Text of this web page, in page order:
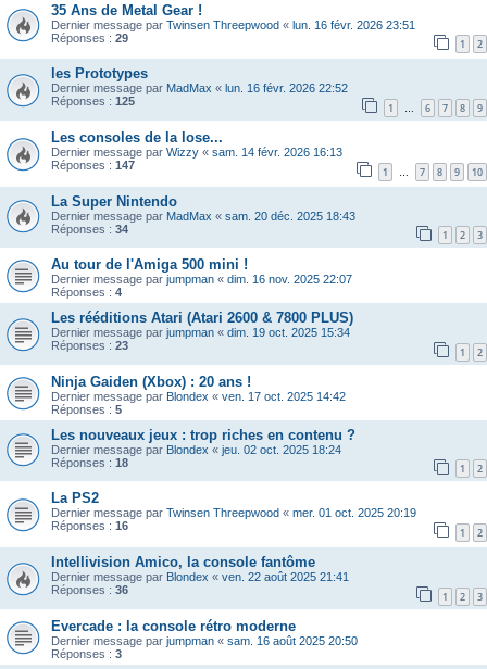
35 Ans de Metal Gear !
Dernier message par Twinsen Threepwood « lun. 16 févr. 2026 23:51
Réponses : 29 1 2
les Prototypes
Dernier message par MadMax « lun. 16 févr. 2026 22:52
Réponses : 125 1 … 6 7 8 9
Les consoles de la lose...
Dernier message par Wizzy « sam. 14 févr. 2026 16:13
Réponses : 147 1 7 8 9 10
La Super Nintendo
Dernier message par MadMax « sam. 20 déc. 2025 18:43
Réponses : 34 1 2 3
Au tour de l'Amiga 500 mini !
Dernier message par jumpman « dim. 16 nov. 2025 22:07
Réponses : 4
Les rééditions Atari (Atari 2600 & 7800 PLUS)
Dernier message par jumpman « dim. 19 oct. 2025 15:34
Réponses : 23 1 2
Ninja Gaiden (Xbox) : 20 ans !
Dernier message par Blondex « ven. 17 oct. 2025 14:42
Réponses : 5
Les nouveaux jeux : trop riches en contenu ?
Dernier message par Blondex « jeu. 02 oct. 2025 18:24
Réponses : 18 1 2
La PS2
Dernier message par Twinsen Threepwood « mer. 01 oct. 2025 20:19
Réponses : 16 1 2
Intellivision Amico, la console fantôme
Dernier message par Blondex « ven. 22 août 2025 21:41
Réponses : 36 1 2 3
Evercade : la console rétro moderne
Dernier message par jumpman « sam. 16 août 2025 20:50
Réponses : 3